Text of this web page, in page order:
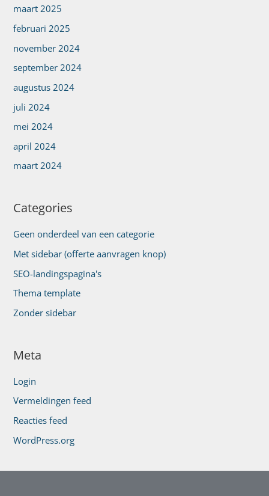
maart 2025
februari 2025
november 2024
september 2024
augustus 2024
juli 2024
mei 2024
april 2024
maart 2024
Categories
Geen onderdeel van een categorie
Met sidebar (offerte aanvragen knop)
SEO-landingspagina's
Thema template
Zonder sidebar
Meta
Login
Vermeldingen feed
Reacties feed
WordPress.org